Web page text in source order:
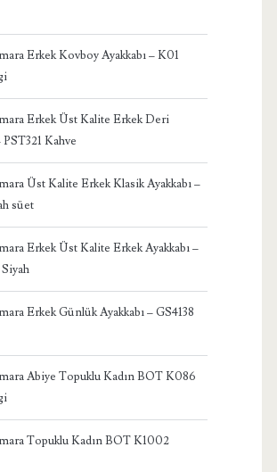
Erkek Kovboy Ayakkabı – K01
Erkek Üst Kalite Erkek Deri
PST321 Kahve
Üst Kalite Erkek Klasik Ayakkabı –
süet
Erkek Üst Kalite Erkek Ayakkabı –
Erkek Günlük Ayakkabı – GS4138
Abiye Topuklu Kadın BOT K086
Topuklu Kadın BOT K1002